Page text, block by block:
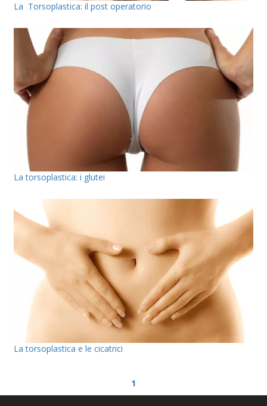
La Torsoplastica: il post operatorio
La torsoplastica: i glutei
La torsoplastica e le cicatrici
1